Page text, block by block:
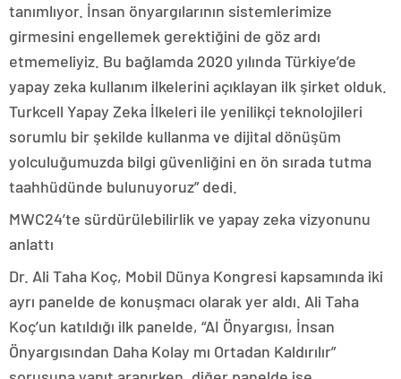
tanımlıyor. İnsan önyargılarının sistemlerimize
girmesini engellemek gerektiğini de göz ardı
etmemeliyiz. Bu bağlamda 2020 yılında Türkiye’de
yapay zeka kullanım ilkelerini açıklayan ilk şirket olduk.
Turkcell Yapay Zeka İlkeleri ile yenilikçi teknolojileri
sorumlu bir şekilde kullanma ve dijital dönüşüm
yolculuğumuzda bilgi güvenliğini en ön sırada tutma
taahhüdünde bulunuyoruz” dedi.
MWC24’te sürdürülebilirlik ve yapay zeka vizyonunu
anlattı
Dr. Ali Taha Koç, Mobil Dünya Kongresi kapsamında iki
ayrı panelde de konuşmacı olarak yer aldı. Ali Taha
Koç’un katıldığı ilk panelde, “AI Önyargısı, İnsan
Önyargısından Daha Kolay mı Ortadan Kaldırılır”